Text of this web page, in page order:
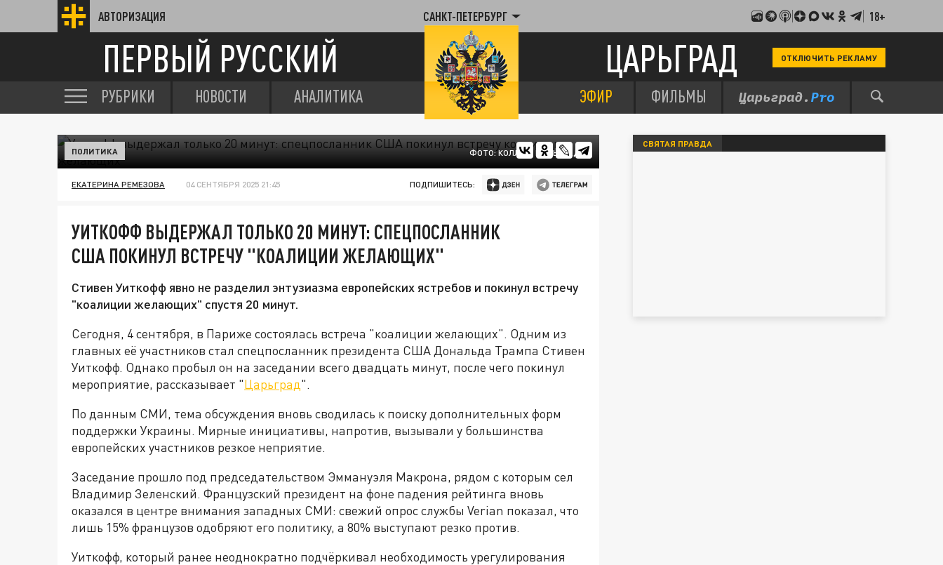
АВТОРИЗАЦИЯ САНКТ-ПЕТЕРБУРГ 18+
ПЕРВЫЙ РУССКИЙ ЦАРЬГРАД ОТКЛЮЧИТЬ РЕКЛАМУ
РУБРИКИ НОВОСТИ АНАЛИТИКА ЭФИР ФИЛЬМЫ
ФОТО: КОЛЛАЖ ЦАРЬГРАДА
ПОЛИТИКА
ЕКАТЕРИНА РЕМЕЗОВА 04 СЕНТЯБРЯ 2025 21:45 ПОДПИШИТЕСЬ:
УИТКОФФ ВЫДЕРЖАЛ ТОЛЬКО 20 МИНУТ: СПЕЦПОСЛАННИК
США ПОКИНУЛ ВСТРЕЧУ "КОАЛИЦИИ ЖЕЛАЮЩИХ"
Стивен Уиткофф явно не разделил энтузиазма европейских ястребов и покинул встречу
"коалиции желающих" спустя 20 минут.
Сегодня, 4 сентября, в Париже состоялась встреча "коалиции желающих". Одним из
главных её участников стал спецпосланник президента США Дональда Трампа Стивен
Уиткофф. Однако пробыл он на заседании всего двадцать минут, после чего покинул
мероприятие, рассказывает "Царьград".
По данным СМИ, тема обсуждения вновь сводилась к поиску дополнительных форм
поддержки Украины. Мирные инициативы, напротив, вызывали у большинства
европейских участников резкое неприятие.
Заседание прошло под председательством Эммануэля Макрона, рядом с которым сел
Владимир Зеленский. Французский президент на фоне падения рейтинга вновь
оказался в центре внимания западных СМИ: свежий опрос службы Verian показал, что
лишь 15% французов одобряют его политику, а 80% выступают резко против.
Уиткофф, который ранее неоднократно подчёркивал необходимость урегулирования
СВЯТАЯ ПРАВДА